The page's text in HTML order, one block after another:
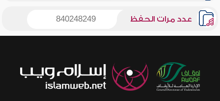
عدد مرات الحفظ 840248249